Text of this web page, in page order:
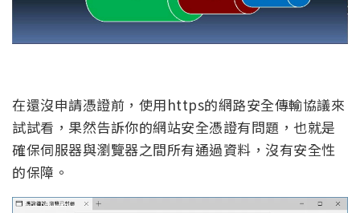
在還沒申請憑證前，使用https的網路安全傳輸協議來
試試看，果然告訴你的網站安全憑證有問題，也就是
確保伺服器與瀏覽器之間所有通過資料，沒有安全性
的保障。